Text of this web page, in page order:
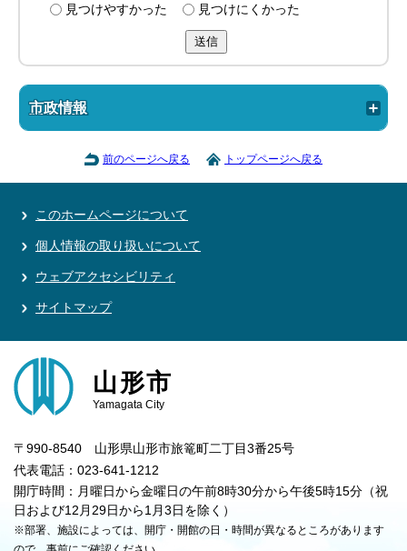
見つけやすかった
見つけにくかった
送信
市政情報
前のページへ戻る トップページへ戻る
このホームページについて
個人情報の取り扱いについて
ウェブアクセシビリティ
サイトマップ
山形市
Yamagata City
〒990-8540 山形県山形市旅篭町二丁目3番25号
代表電話：023-641-1212
開庁時間：月曜日から金曜日の午前8時30分から午後5時15分（祝
日および12月29日から1月3日を除く）
※部署、施設によっては、開庁・開館の日・時間が異なるところがあります